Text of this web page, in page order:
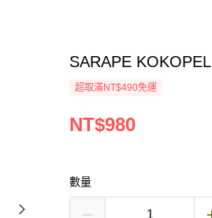
SARAPE
超取滿NT$490免運
NT$980
數量